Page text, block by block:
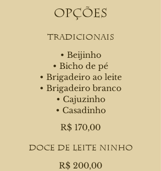
Opções
Tradicionais
• Beijinho
• Bicho de pé
• Brigadeiro ao leite
• Brigadeiro branco
• Cajuzinho
• Casadinho
R$ 170,00
Doce de Leite Ninho
R$ 200,00